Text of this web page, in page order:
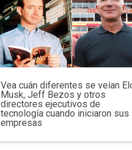
Vea cuán diferentes se veían
Musk, Jeff Bezos y otros
directores ejecutivos de
tecnología cuando iniciaron sus
empresas